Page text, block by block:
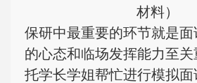
材料）
保研中最重要的环节就是
的心态和临场发挥能力至
托学长学姐帮忙进行模拟